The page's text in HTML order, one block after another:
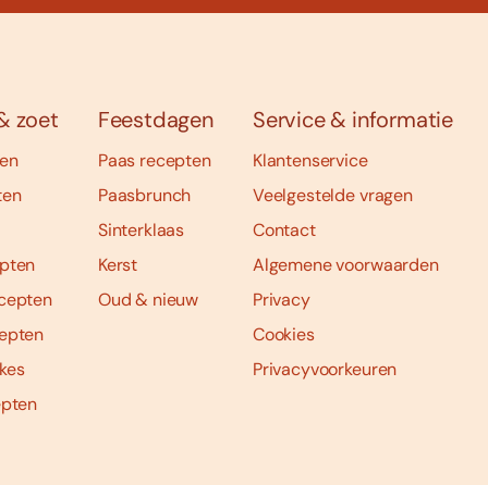
zoet Feestdagen
Paas recepten
Paasbrunch
Sinterklaas
Kerst
Oud & nieuw
Service & informatie
Klantenservice
Veelgestelde vragen
Contact
Algemene voorwaarden
Privacy
Cookies
Privacyvoorkeuren